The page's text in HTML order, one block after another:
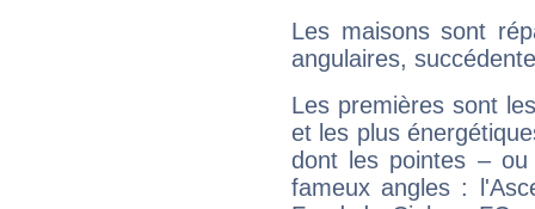
Les maisons sont
angulaires,
Les premières sont
et les plus
dont les pointes –
fameux angles :